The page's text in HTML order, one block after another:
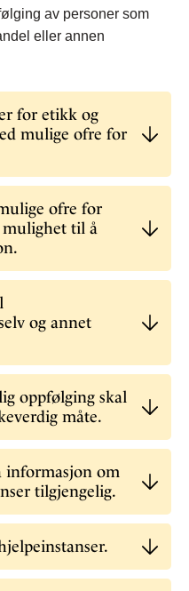
av personer som
eller annen
for etikk og
mulige ofre for
ofre for
mulighet til å
og annet
oppfølging skal
måte.
informasjon om
tilgjengelig.